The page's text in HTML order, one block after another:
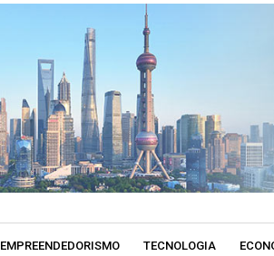
EMPREENDEDORISMO TECNOLOGIA